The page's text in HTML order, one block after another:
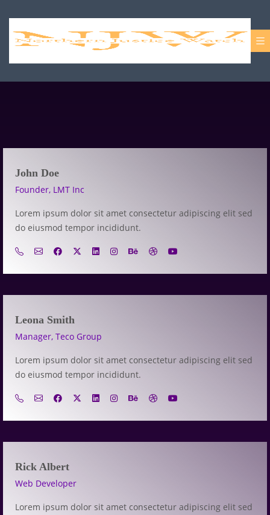
John Doe
Founder, LMT Inc
Lorem ipsum dolor sit amet consectetur adipiscing elit sed
do eiusmod tempor incididunt.
Leona Smith
Manager, Teco Group
Lorem ipsum dolor sit amet consectetur adipiscing elit sed
do eiusmod tempor incididunt.
Rick Albert
Web Developer
Lorem ipsum dolor sit amet consectetur adipiscing elit sed